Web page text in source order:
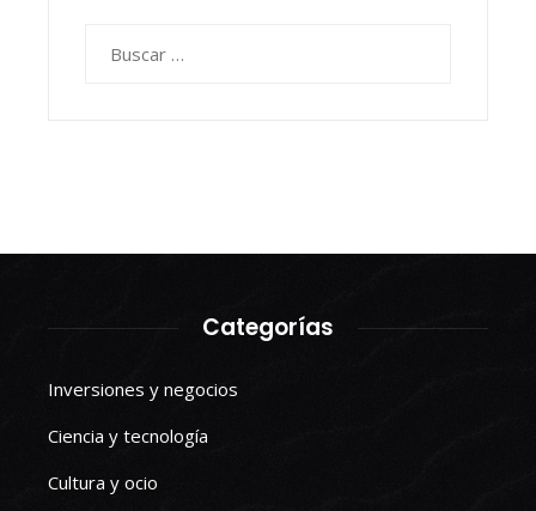
Categorías
Inversiones y negocios
Ciencia y tecnología
Cultura y ocio